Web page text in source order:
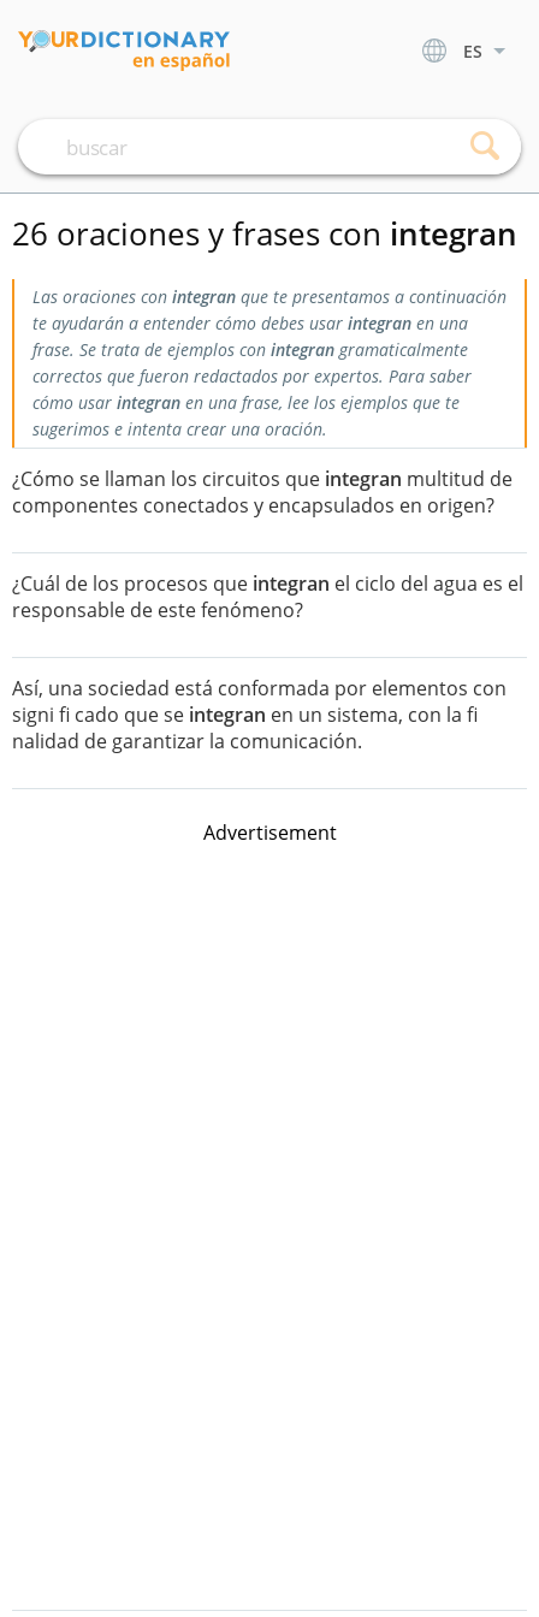
ES
26 oraciones y frases con integran
Las oraciones con integran que te presentamos a continuación
te ayudarán a entender cómo debes usar integran en una
frase. Se trata de ejemplos con integrangramaticalmente
correctos que fueron redactados por expertos. Para saber
cómo usar integran en una frase, lee los ejemplos que te
sugerimos e intenta crear una oración.
¿Cómo se llaman los circuitos que integran multitud de
componentes conectados y encapsulados en origen?
¿Cuál de los procesos que integran el ciclo del agua es el
responsable de este fenómeno?
Así, una sociedad está conformada por elementos con
signi fi cado que se integran en un sistema, con la fi
nalidad de garantizar la comunicación.
Advertisement